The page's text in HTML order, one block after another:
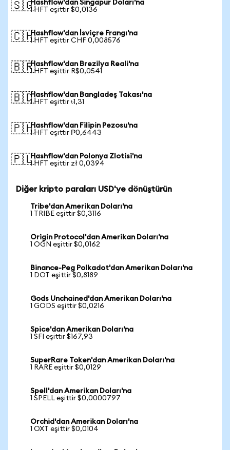
🇸🇬Hashflow'dan Singapur Doları'na
1 HFT eşittir $0,0136
🇨🇭Hashflow'dan İsviçre Frangı'na
1 HFT eşittir CHF 0,008576
🇧🇷Hashflow'dan Brezilya Reali'na
1 HFT eşittir R$0,0541
🇧🇩Hashflow'dan Bangladeş Takası'na
1 HFT eşittir ৳1,31
🇵🇭Hashflow'dan Filipin Pezosu'na
1 HFT eşittir ₱0,6443
🇵🇱Hashflow'dan Polonya Zlotisi'na
1 HFT eşittir zł 0,0394
Diğer kripto paraları USD'ye dönüştürün
Tribe'dan Amerikan Doları'na
1 TRIBE eşittir $0,3116
Origin Protocol'dan Amerikan Doları'na
1 OGN eşittir $0,0162
Binance-Peg Polkadot'dan Amerikan Doları'na
1 DOT eşittir $0,8189
Gods Unchained'dan Amerikan Doları'na
1 GODS eşittir $0,0216
Spice'dan Amerikan Doları'na
1 SFI eşittir $167,93
SuperRare Token'dan Amerikan Doları'na
1 RARE eşittir $0,0129
Spell'dan Amerikan Doları'na
1 SPELL eşittir $0,0000797
Orchid'dan Amerikan Doları'na
1 OXT eşittir $0,0104